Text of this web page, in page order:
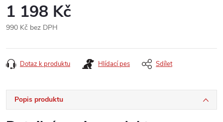
1 198 Kč
990 Kč bez DPH
cena:
Dotaz k produktu Hlídací pes Sdílet
Popis produktu